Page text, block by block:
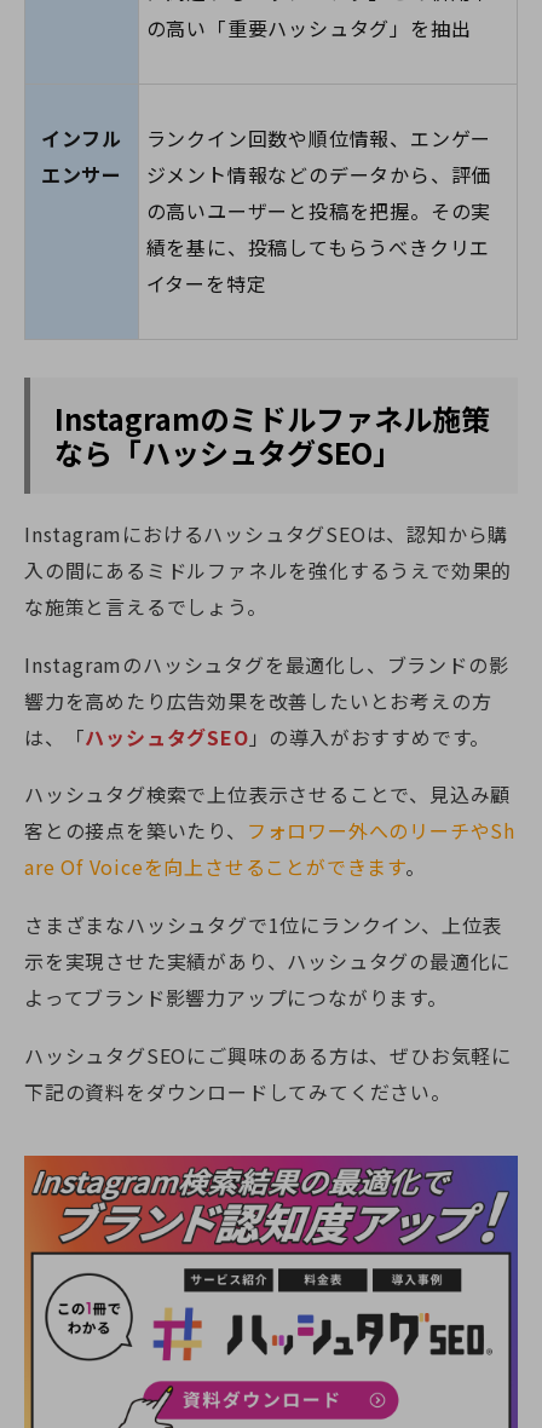
の高い「重要ハッシュタグ」を抽出
インフル
エンサー
ランクイン回数や順位情報、エンゲー
ジメント情報などのデータから、評価
の高いユーザーと投稿を把握。その実
績を基に、投稿してもらうべきクリエ
イターを特定
Instagramのミドルファネル施策
なら「ハッシュタグSEO」
InstagramにおけるハッシュタグSEOは、認知から購
入の間にあるミドルファネルを強化するうえで効果的
な施策と言えるでしょう。
Instagramのハッシュタグを最適化し、ブランドの影
響力を高めたり広告効果を改善したいとお考えの方
は、「ハッシュタグSEO 」の導入がおすすめです。
ハッシュタグ検索で上位表示させることで、見込み顧
客との接点を築いたり、 フォロワー外へのリーチやSh
are Of Voiceを向上させることができます。
さまざまなハッシュタグで1位にランクイン、上位表
示を実現させた実績があり、ハッシュタグの最適化に
よってブランド影響力アップにつながります。
ハッシュタグSEOにご興味のある方は、ぜひお気軽に
下記の資料をダウンロードしてみてください。